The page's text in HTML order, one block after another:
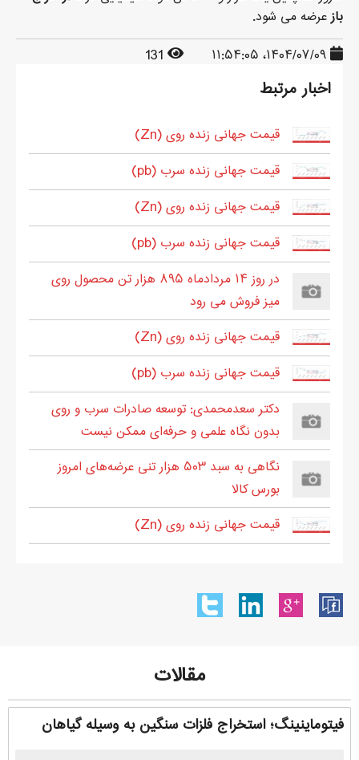
بازعرضه می شود.
اخبار مرتبط
قیمت جهانی زنده روی (Zn)
قیمت جهانی زنده سرب (pb)
قیمت جهانی زنده روی (Zn)
قیمت جهانی زنده سرب (pb)
در روز ۱۴ مردادماه ۸۹۵ هزار تن محصول روی
میز فروش می رود
قیمت جهانی زنده روی (Zn)
قیمت جهانی زنده سرب (pb)
دکتر سعدمحمدی: توسعه صادرات سرب و روی
بدون نگاه علمی و حرفه‌ای ممکن نیست
نگاهی به سبد ۵۰۳ هزار تنی عرضه‌های امروز
بورس کالا
قیمت جهانی زنده روی (Zn)
مقالات
فیتوماینینگ؛ استخراج فلزات سنگین به وسیله گیاهان